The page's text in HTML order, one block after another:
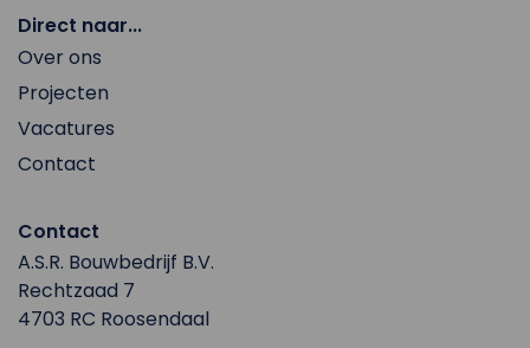
Direct naar...
Over ons
Projecten
Vacatures
Contact
Contact
A.S.R. Bouwbedrijf B.V.
Rechtzaad 7
4703 RC Roosendaal